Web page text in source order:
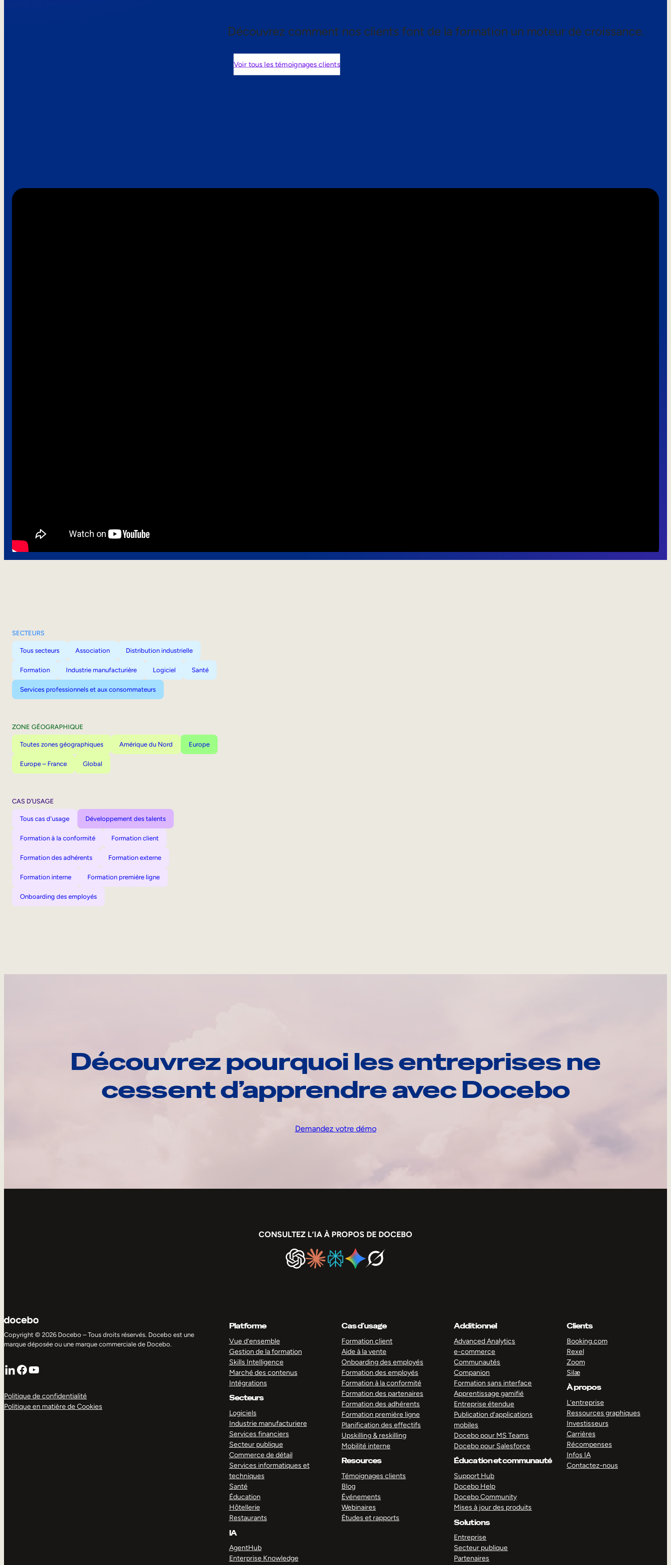
Découvrez comment nos clients font de la formation un moteur de croissance.
Voir tous les témoignages clients
SECTEURS
Tous secteurs Association Distribution industrielle
Formation Industrie manufacturière Logiciel Santé
Services professionnels et aux consommateurs
ZONE GÉOGRAPHIQUE
Toutes zones géographiques Amérique du Nord Europe
Europe – France Global
CAS D’USAGE
Tous cas d'usage Développement des talents
Formation à la conformité Formation client
Formation des adhérents Formation externe
Formation interne Formation première ligne
Onboarding des employés
Découvrez pourquoi les entreprises ne
cessent d’apprendre avec Docebo
Demandez votre démo
CONSULTEZ L’IA À PROPOS DE DOCEBO
Copyright © 2026 Docebo – Tous droits réservés. Docebo est une
marque déposée ou une marque commerciale de Docebo.
LinkedIn
Facebook
YouTube
Politique de confidentialité
Politique en matière de Cookies
Platforme
Vue d’ensemble
Gestion de la formation
Skills Intelligence
Marché des contenus
Intégrations
Secteurs
Logiciels
Industrie manufacturiere
Services financiers
Secteur publique
Commerce de détail
Services informatiques et
techniques
Santé
Éducation
Hôtellerie
Restaurants
IA
AgentHub
Enterprise Knowledge
Cas d’usage
Formation client
Aide à la vente
Onboarding des employés
Formation des employés
Formation à la conformité
Formation des partenaires
Formation des adhérents
Formation première ligne
Planification des effectifs
Upskilling & reskilling
Mobilité interne
Resources
Témoignages clients
Blog
Événements
Webinaires
Études et rapports
Additionnel
Advanced Analytics
e-commerce
Communautés
Companion
Formation sans interface
Apprentissage gamifié
Entreprise étendue
Publication d’applications
mobiles
Docebo pour MS Teams
Docebo pour Salesforce
Éducation et communauté
Support Hub
Docebo Help
Docebo Community
Mises à jour des produits
Solutions
Entreprise
Secteur publique
Partenaires
Clients
Booking.com
Rexel
Zoom
Silæ
À propos
L’entreprise
Ressources graphiques
Investisseurs
Carrières
Récompenses
Infos IA
Contactez-nous